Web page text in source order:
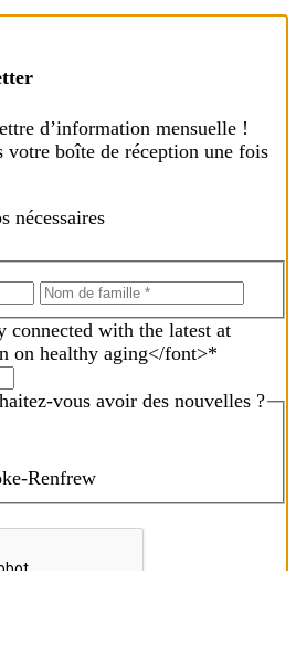
d’information mensuelle !
votre boîte de réception une fois
nécessaires
with the latest at
on healthy aging</font>*
vous avoir des nouvelles ?
Renfrew